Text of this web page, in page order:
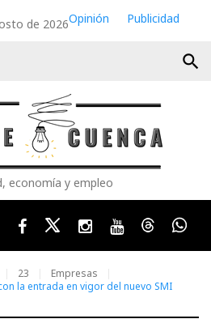
de 2026Opinión
Publicidad
search
economía y empleo
FacebookTwitterInstagram
YoutubeThreads
23
Empresas
la entrada en vigor del nuevo SMI